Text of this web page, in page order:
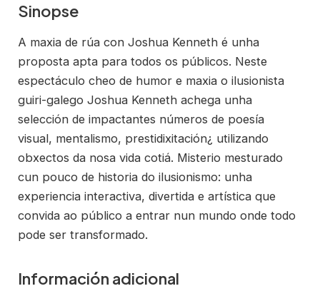
Sinopse
A maxia de rúa con Joshua Kenneth é unha
proposta apta para todos os públicos. Neste
espectáculo cheo de humor e maxia o ilusionista
guiri-galego Joshua Kenneth achega unha
selección de impactantes números de poesía
visual, mentalismo, prestidixitación¿ utilizando
obxectos da nosa vida cotiá. Misterio mesturado
cun pouco de historia do ilusionismo: unha
experiencia interactiva, divertida e artística que
convida ao público a entrar nun mundo onde todo
pode ser transformado.
Información adicional